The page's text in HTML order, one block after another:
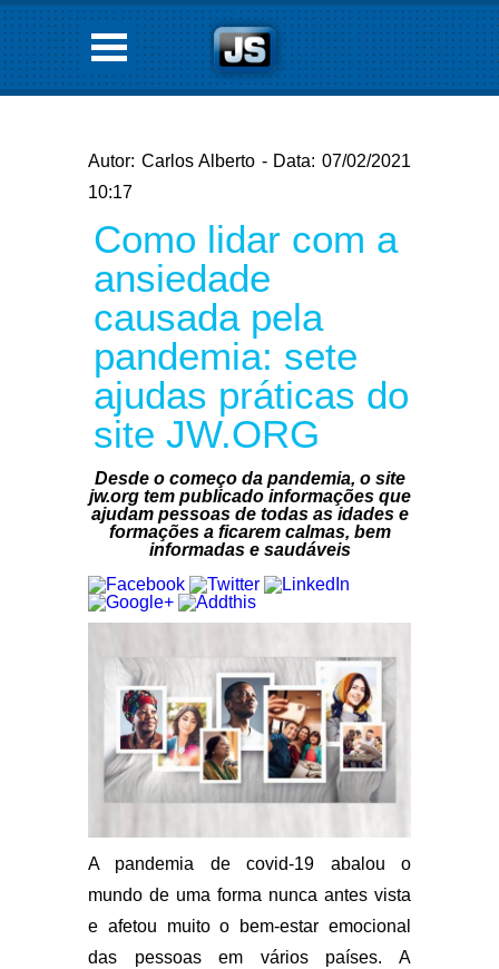
Autor: Carlos Alberto - Data: 07/02/2021
10:17
Como lidar com a
ansiedade
causada pela
pandemia: sete
ajudas práticas do
site JW.ORG
Desde o começo da pandemia, o site
jw.org tem publicado informações que
ajudam pessoas de todas as idades e
formações a ficarem calmas, bem
informadas e saudáveis
A pandemia de covid-19 abalou o
mundo de uma forma nunca antes vista
e afetou muito o bem-estar emocional
das pessoas em vários países. A